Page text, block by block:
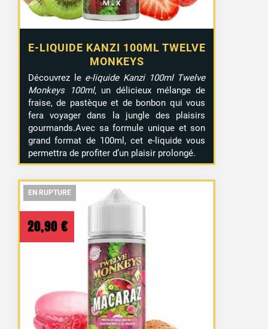
E-LIQUIDE KANZI 100ML TWELVE
MONKEYS
Découvrez le e-liquide Kanzi 100ml Twelve
Monkeys 100ml, un délicieux mélange de
fraise, de pastèque et de bonbon qui vous
fera voyager dans la jungle des plaisirs
gourmands.Avec sa formule unique et son
grand format de 100ml, cet e-liquide vous
permettra de profiter d’un plaisir prolongé.
EN RUPTURE
EN RUPTURE
20,90 €
EN RUPTURE